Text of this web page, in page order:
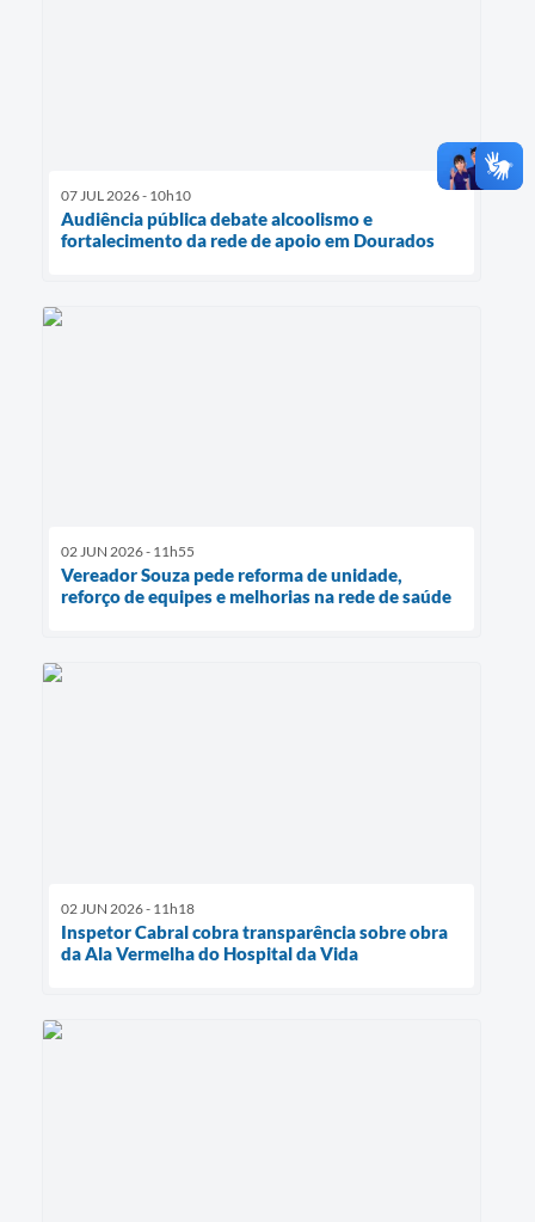
07 JUL 2026 - 10h10
Audiência pública debate alcoolismo e
fortalecimento da rede de apoio em Dourados
02 JUN 2026 - 11h55
Vereador Souza pede reforma de unidade,
reforço de equipes e melhorias na rede de saúde
02 JUN 2026 - 11h18
Inspetor Cabral cobra transparência sobre obra
da Ala Vermelha do Hospital da Vida